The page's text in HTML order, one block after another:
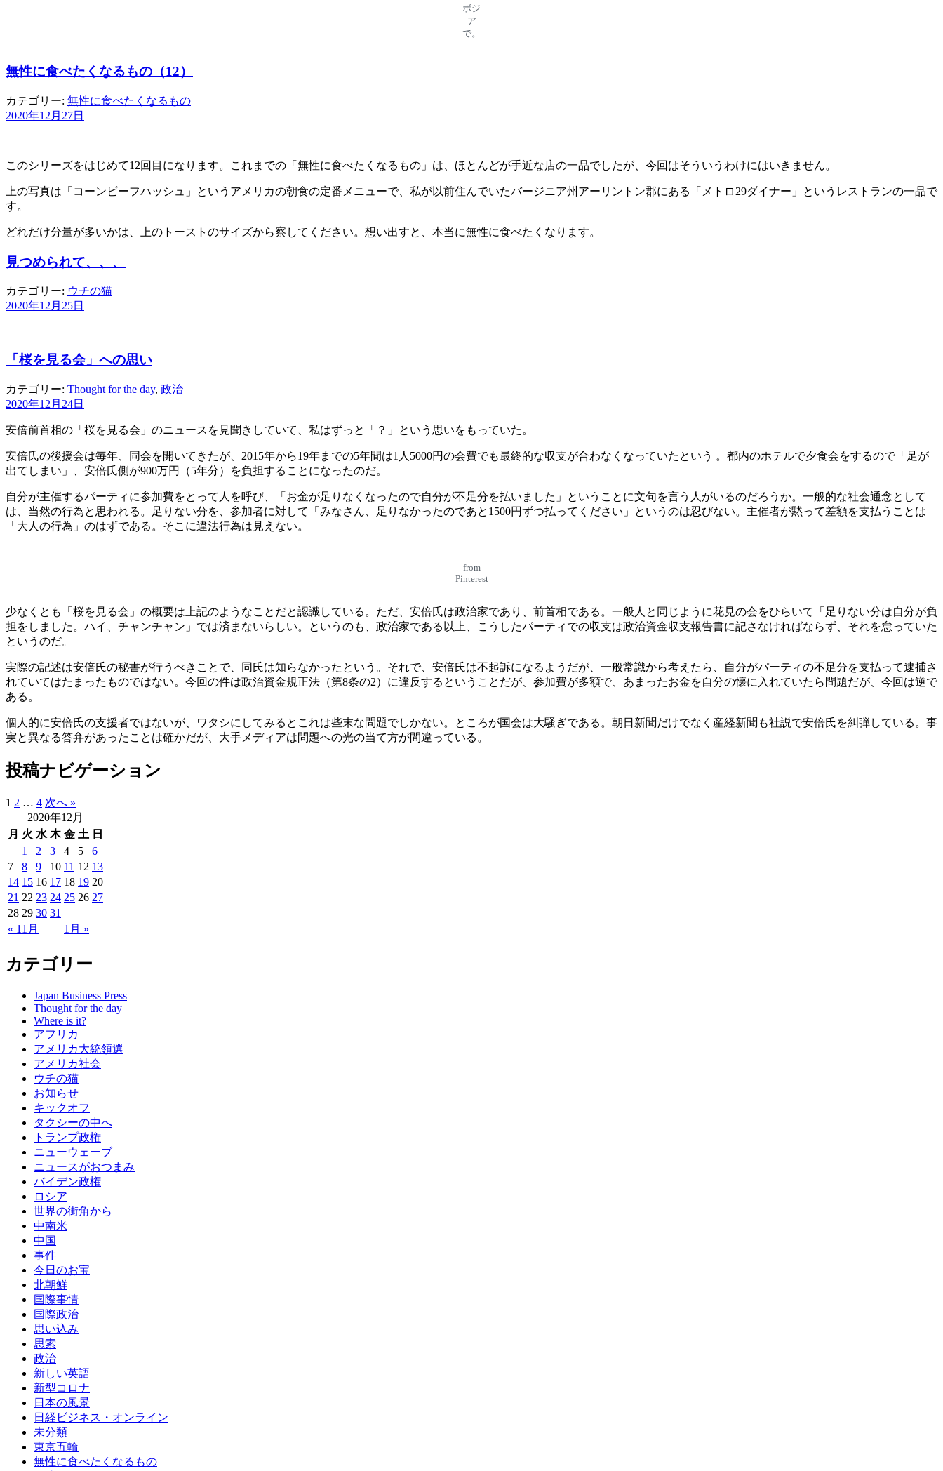
ボジ
ア
で。
無性に食べたくなるもの（12）
カテゴリー: 無性に食べたくなるもの
2020年12月27日
このシリーズをはじめて12回目になります。これまでの「無性に食べたくなるもの」は、ほとんどが手近な店の一品でしたが、今回はそういうわけにはいきません。
上の写真は「コーンビーフハッシュ」というアメリカの朝食の定番メニューで、私が以前住んでいたバージニア州アーリントン郡にある「メトロ29ダイナー」というレストランの一品で
す。
どれだけ分量が多いかは、上のトーストのサイズから察してください。想い出すと、本当に無性に食べたくなります。
見つめられて、、、
カテゴリー: ウチの猫
2020年12月25日
「桜を見る会」への思い
カテゴリー: Thought for the day, 政治
2020年12月24日
安倍前首相の「桜を見る会」のニュースを見聞きしていて、私はずっと「？」という思いをもっていた。
安倍氏の後援会は毎年、同会を開いてきたが、2015年から19年までの5年間は1人5000円の会費でも最終的な収支が合わなくなっていたという 。都内のホテルで夕食会をするので「足が
出てしまい」、安倍氏側が900万円（5年分）を負担することになったのだ。
自分が主催するパーティに参加費をとって人を呼び、「お金が足りなくなったので自分が不足分を払いました」ということに文句を言う人がいるのだろうか。一般的な社会通念として
は、当然の行為と思われる。足りない分を、参加者に対して「みなさん、足りなかったのであと1500円ずつ払ってください」というのは忍びない。主催者が黙って差額を支払うことは
「大人の行為」のはずである。そこに違法行為は見えない。
from
Pinterest
少なくとも「桜を見る会」の概要は上記のようなことだと認識している。ただ、安倍氏は政治家であり、前首相である。一般人と同じように花見の会をひらいて「足りない分は自分が負
担をしました。ハイ、チャンチャン」では済まないらしい。というのも、政治家である以上、こうしたパーティでの収支は政治資金収支報告書に記さなければならず、それを怠っていた
というのだ。
実際の記述は安倍氏の秘書が行うべきことで、同氏は知らなかったという。それで、安倍氏は不起訴になるようだが、一般常識から考えたら、自分がパーティの不足分を支払って逮捕さ
れていてはたまったものではない。今回の件は政治資金規正法（第8条の2）に違反するということだが、参加費が多額で、あまったお金を自分の懐に入れていたら問題だが、今回は逆で
ある。
個人的に安倍氏の支援者ではないが、ワタシにしてみるとこれは些末な問題でしかない。ところが国会は大騒ぎである。朝日新聞だけでなく産経新聞も社説で安倍氏を糾弾している。事
実と異なる答弁があったことは確かだが、大手メディアは問題への光の当て方が間違っている。
投稿ナビゲーション
1 2 … 4 次へ »
2020年12月
月 火 水 木 金 土 日
« 11月 1月 »
1 2 3 4 5
6
7
8 9 10 11 12 13
14 15 16 17 18 19 20
21 22 23 24 25 26 27
28 29 30 31
カテゴリー
Japan Business Press
Thought for the day
Where is it?
アフリカ
アメリカ大統領選
アメリカ社会
ウチの猫
お知らせ
キックオフ
タクシーの中へ
トランプ政権
ニューウェーブ
ニュースがおつまみ
バイデン政権
ロシア
世界の街角から
中南米
中国
事件
今日のお宝
北朝鮮
国際事情
国際政治
思い込み
思索
政治
新しい英語
新型コロナ
日本の風景
日経ビジネス・オンライン
未分類
東京五輪
無性に食べたくなるもの